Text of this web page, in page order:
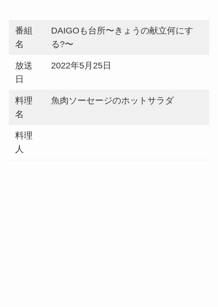
番組
名
DAIGOも台所〜きょうの献立何にす
る?〜
放送
日
2022年5月25日
料理
名
魚肉ソーセージのホットサラダ
料理
人